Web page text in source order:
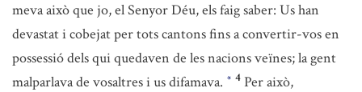
meva això que jo, el Senyor Déu, els faig saber: Us han
devastat i cobejat per tots cantons fins a convertir-vos en
possessió dels qui quedaven de les nacions veïnes; la gent
malparlava de vosaltres i us difamava. * 4 Per això,